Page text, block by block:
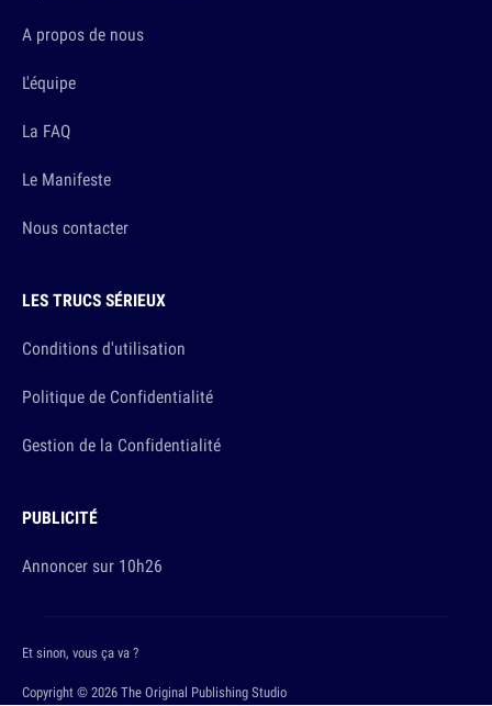
A propos de nous
L'équipe
La FAQ
Le Manifeste
Nous contacter
LES TRUCS SÉRIEUX
Conditions d'utilisation
Politique de Confidentialité
Gestion de la Confidentialité
PUBLICITÉ
Annoncer sur 10h26
Copyright © 2026 The Original Publishing Studio
Et sinon, vous ça va ?